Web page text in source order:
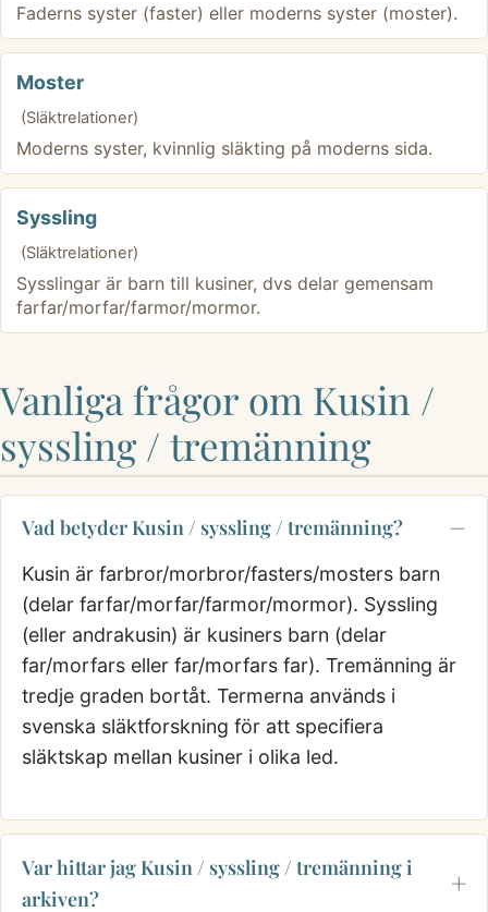
Faderns syster (faster) eller moderns syster (moster).
Moster
(Släktrelationer)
Moderns syster, kvinnlig släkting på moderns sida.
Syssling
(Släktrelationer)
Sysslingar är barn till kusiner, dvs delar gemensam
farfar/morfar/farmor/mormor.
Vanliga frågor om Kusin /
syssling / tremänning
Vad betyder Kusin / syssling / tremänning?
Kusin är farbror/morbror/fasters/mosters barn
(delar farfar/morfar/farmor/mormor). Syssling
(eller andrakusin) är kusiners barn (delar
far/morfars eller far/morfars far). Tremänning är
tredje graden bortåt. Termerna används i
svenska släktforskning för att specifiera
släktskap mellan kusiner i olika led.
Var hittar jag Kusin / syssling / tremänning i
arkiven?